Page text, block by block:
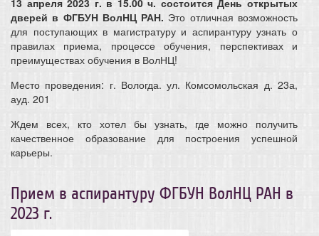
дверей в ФГБУН ВолНЦ РАН. Это отличная возможность
для поступающих в магистратуру и аспирантуру узнать о
правилах приема, процессе обучения, перспективах и
преимуществах обучения в ВолНЦ!
Место проведения: г. Вологда. ул. Комсомольская д. 23а,
ауд. 201
Ждем всех, кто хотел бы узнать, где можно получить
качественное образование для построения успешной
карьеры.
Прием в аспирантуру ФГБУН ВолНЦ РАН в
2023 г.